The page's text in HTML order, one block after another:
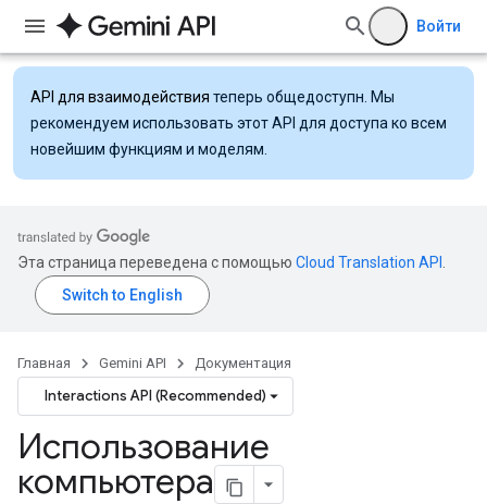
Войти
API для взаимодействия теперь общедоступн. Мы
рекомендуем использовать этот API для доступа ко всем
новейшим функциям и моделям.
Эта страница переведена с помощью Cloud Translation API
Главная Gemini API Документация
Interactions API (Recommended)
Использование
компьютера